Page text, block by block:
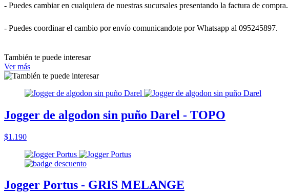
- Puedes cambiar en cualquiera de nuestras sucursales presentando la factura de compra.
- Puedes coordinar el cambio por envío comunicandote por Whatsapp al 095245897.
También te puede interesar
Ver más
Jogger de algodon sin puño Darel - TOPO
$1.190
Jogger Portus - GRIS MELANGE